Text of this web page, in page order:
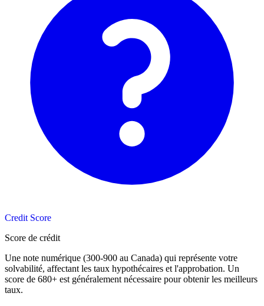
Credit Score
Score de crédit
Une note numérique (300-900 au Canada) qui représente votre
solvabilité, affectant les taux hypothécaires et l'approbation. Un
score de 680+ est généralement nécessaire pour obtenir les meilleurs
taux.